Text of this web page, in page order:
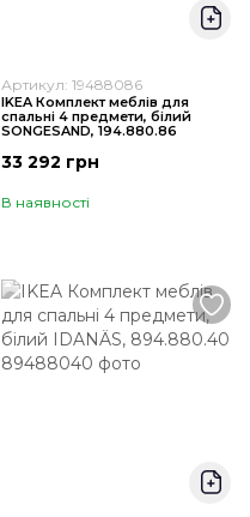
Артикул: 19488086
IKEA Комплект меблів для
спальні 4 предмети, білий
SONGESAND, 194.880.86
33 292 грн
В наявності